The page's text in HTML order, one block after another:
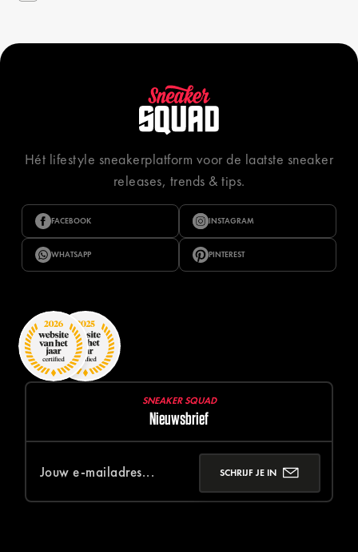
Hét lifestyle sneakerplatform voor de laatste sneaker
releases, trends & tips.
FACEBOOK INSTAGRAM
WHATSAPP PINTEREST
SNEAKER SQUAD
Nieuwsbrief
SCHRIJF JE IN